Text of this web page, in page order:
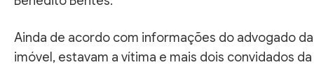
Ainda de acordo com informações do advogado
imóvel, estavam a vítima e mais dois convidados